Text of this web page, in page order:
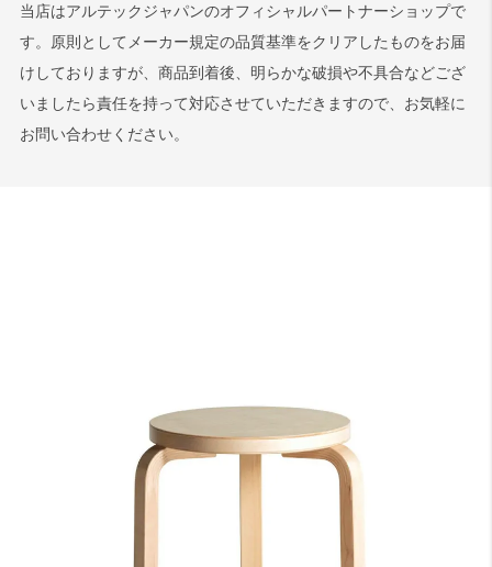
当店はアルテックジャパンのオフィシャルパートナーショップで
す。原則としてメーカー規定の品質基準をクリアしたものをお届
けしておりますが、商品到着後、明らかな破損や不具合などござ
いましたら責任を持って対応させていただきますので、お気軽に
お問い合わせください。